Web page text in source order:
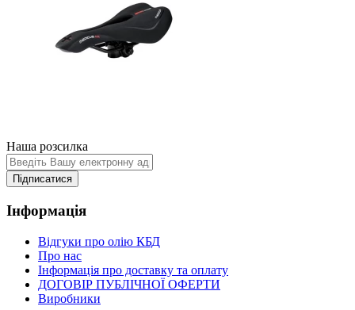
Наша розсилка
Підписатися
Інформація
Відгуки про олію КБД
Про нас
Інформація про доставку та оплату
ДОГОВІР ПУБЛІЧНОЇ ОФЕРТИ
Виробники